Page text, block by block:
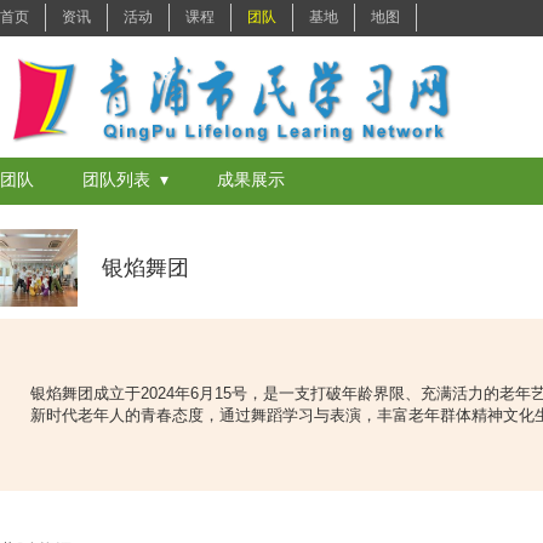
首页 资讯 活动 课程 团队 基地 地图
团队 团队列表 ▾ 成果展示
银焰舞团
银焰舞团成立于2024年6月15号，是一支打破年龄界限、充满活力的老
新时代老年人的青春态度，通过舞蹈学习与表演，丰富老年群体精神文